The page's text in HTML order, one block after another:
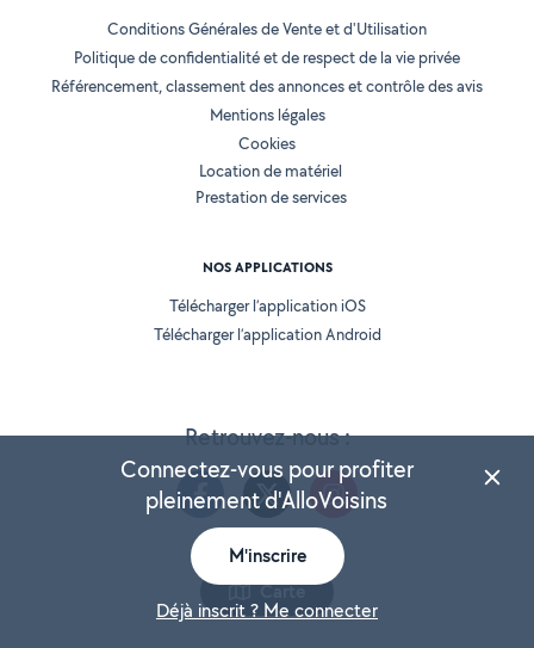
Carte
Retrouvez-nous :
Conditions Générales de Vente et d'Utilisation
Politique de confidentialité et de respect de la vie privée
Référencement, classement des annonces et contrôle des avis
Mentions légales
Cookies
Location de matériel
Prestation de services
NOS APPLICATIONS
Télécharger l’application iOS
Télécharger l’application Android
Connectez-vous pour profiter
pleinement d'AlloVoisins
M'inscrire
Déjà inscrit ? Me connecter